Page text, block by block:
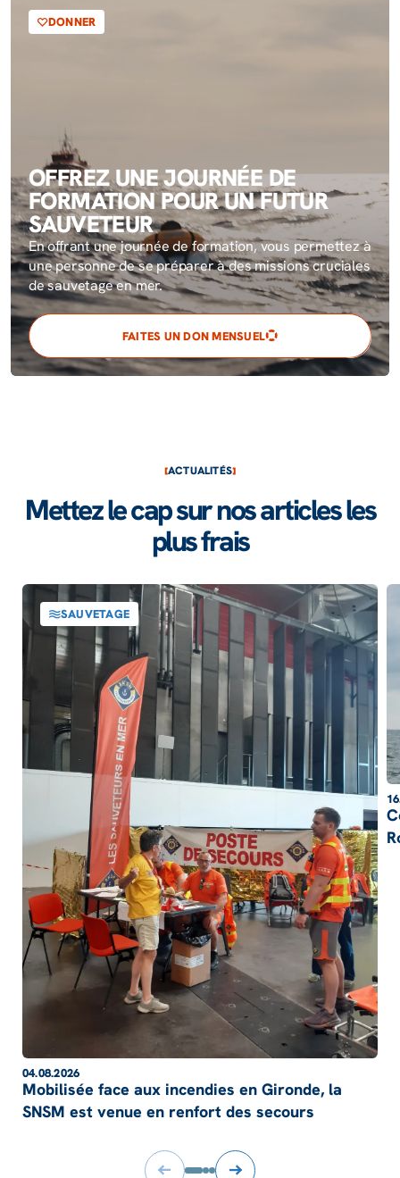
DONNER
OFFREZ UNE JOURNÉE DE
FORMATION POUR UN FUTUR
SAUVETEUR
En offrant une journée de formation, vous permettez à
une personne de se préparer à des missions cruciales
de sauvetage en mer.
FAITES UN DON MENSUEL
ACTUALITÉS
Mettez le cap sur nos articles les
plus frais
SAUVETAGE
04.08.2026
Mobilisée face aux incendies en Gironde, la
SNSM est venue en renfort des secours